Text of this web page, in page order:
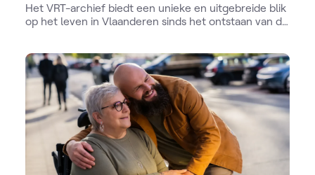
Het VRT-archief biedt een unieke en uitgebreide blik
op het leven in Vlaanderen sinds het ontstaan van de
wordt, vormt het een onschatbare bron van
informatie en inspiratie.